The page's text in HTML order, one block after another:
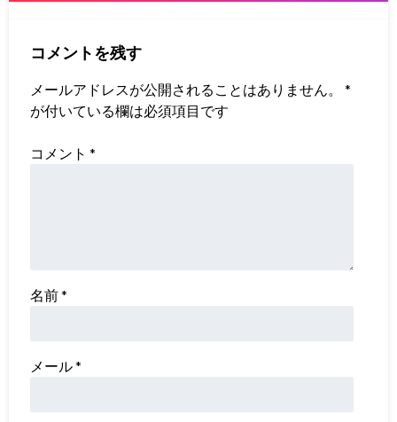
コメントを残す
メールアドレスが公開されることはありません。
*
が付いている欄は必須項目です
コメント *
名前*
メール*